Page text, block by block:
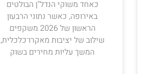
כאחד משוקי הנדל"ן הבולטים
באירופה, כאשר נתוני הרבעון
הראשון של 2026 משקפים
שילוב של יציבות מאקרו־כלכלית,
המשך עליות מחירים בשוק